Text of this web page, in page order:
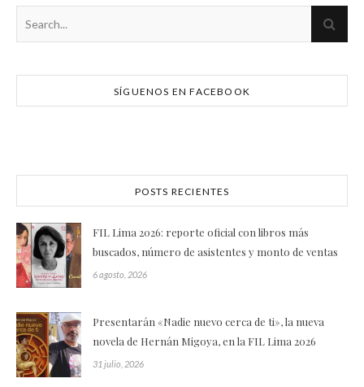
SÍGUENOS EN FACEBOOK
POSTS RECIENTES
FIL Lima 2026: reporte oficial con libros más
buscados, número de asistentes y monto de ventas
6 agosto, 2026
Presentarán «Nadie nuevo cerca de ti», la nueva
novela de Hernán Migoya, en la FIL Lima 2026
31 julio, 2026